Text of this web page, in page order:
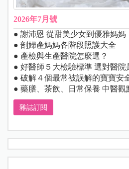
2026年7月號
● 謝沛恩 從甜美少女到優雅媽媽
● 剖婦產媽媽各階段照護大全
● 產檢與生產醫院怎麼選？
● 好醫師５大檢驗標準 選對醫院
● 破解４個最常被誤解的寶寶安
● 藥膳、茶飲、日常保養 中醫觀
雜誌訂閱